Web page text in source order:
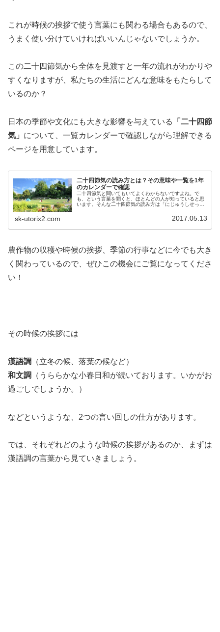
これが時候の挨拶で使う言葉にも関わる場合もあるので、
うまく使い分けていければいいんじゃないでしょうか。
この二十四節気から全体を見渡すと一年の流れがわかりや
すくなりますが、私たちの生活にどんな意味をもたらして
いるのか？
日本の季節や文化にも大きな影響を与えている
「二十四節
気」 について、一覧カレンダーで確認しながら理解できる
ページを用意しています。
二十四節気の読み方とは？その意味や一覧を1年
のカレンダーで確認
二十四節気と聞いてもいてよくわからないですよね。で
も、という言葉を聞くと、ほとんどの人が知っていると思
います。そんな二十四節気の読み方は「にじゅうしせっ
sk-utorix2.com 2017.05.13
農作物の収穫や時候の挨拶、季節の行事などに今でも大き
く関わっているので、ぜひこの機会にご覧になってくださ
い！
その時候の挨拶には
漢語調
（立冬の候、落葉の候など）
和文調
（うららかな小春日和が続いております。いかがお
過ごしでしょうか。）
などというような、2つの言い回しの仕方があります。
では、それぞれどのような時候の挨拶があるのか、まずは
漢語調の言葉から見ていきましょう。